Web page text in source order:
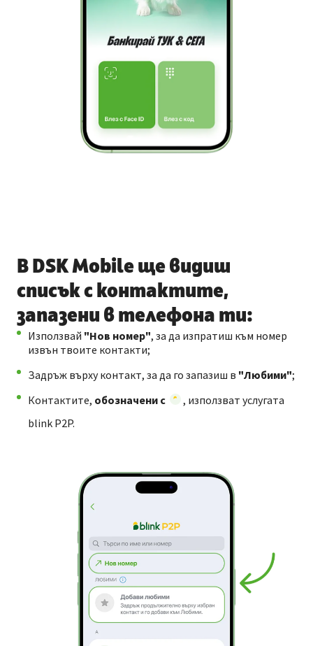
В DSK Mobile ще видиш
списък с контактите,
запазени в телефона ти:
Използвай "Нов номер", за да изпратиш към номер
извън твоите контакти;
Задръж върху контакт, за да го запазиш в "Любими";
Контактите, обозначени с
, използват услугата
blink P2P.